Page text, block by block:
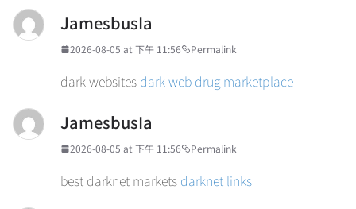
JamesbusIa
2026-08-05 at 下午 11:56 Permalink
dark websites dark web drug marketplace
JamesbusIa
2026-08-05 at 下午 11:56 Permalink
best darknet markets darknet links